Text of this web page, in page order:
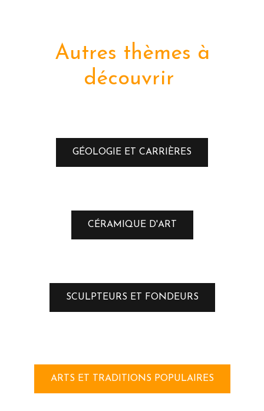
Autres thèmes à
découvrir
GÉOLOGIE ET CARRIÈRES
CÉRAMIQUE D'ART
SCULPTEURS ET FONDEURS
ARTS ET TRADITIONS POPULAIRES